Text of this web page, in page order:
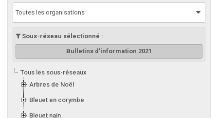
Toutes les organisations
Sous-réseau sélectionné :
Bulletins d'information 2021
Tous les sous-réseaux
Arbres de Noël
Bleuet en corymbe
Bleuet nain